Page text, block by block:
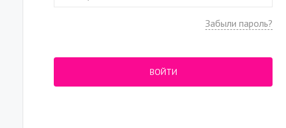
Забыли пароль?
ВОЙТИ